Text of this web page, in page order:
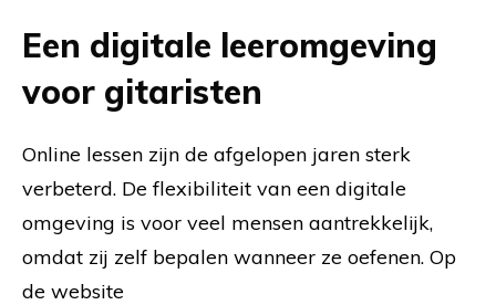
Een digitale leeromgeving
voor gitaristen
Online lessen zijn de afgelopen jaren sterk
verbeterd. De flexibiliteit van een digitale
omgeving is voor veel mensen aantrekkelijk,
omdat zij zelf bepalen wanneer ze oefenen. Op
de website